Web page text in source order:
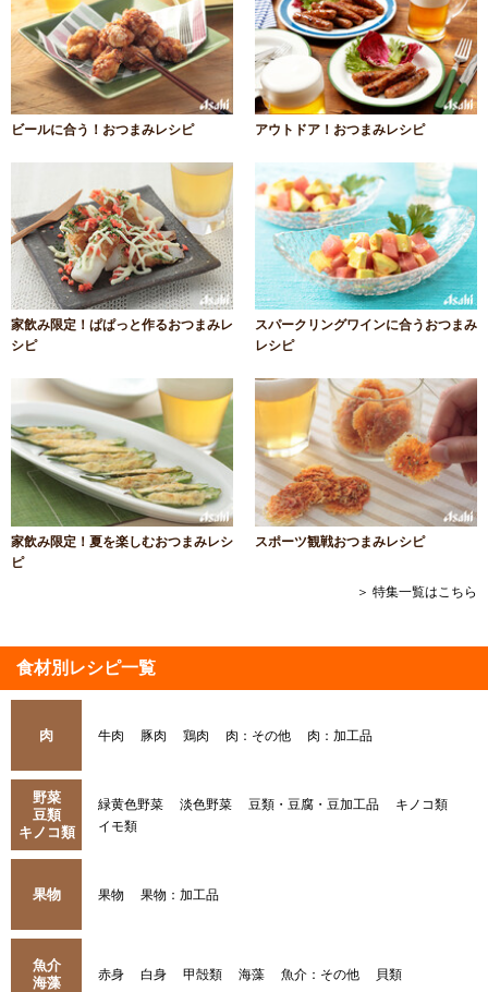
ビールに合う！おつまみレシピ アウトドア！おつまみレシピ
家飲み限定！ぱぱっと作るおつまみレ
シピ
スパークリングワインに合うおつまみ
レシピ
家飲み限定！夏を楽しむおつまみレシ
ピ
スポーツ観戦おつまみレシピ
＞ 特集一覧はこちら
食材別レシピ一覧
肉 牛肉 豚肉 鶏肉 肉：その他 肉：加工品
野菜
豆類
キノコ類
緑黄色野菜 淡色野菜 豆類・豆腐・豆加工品
キノコ類
イモ類
果物 果物 果物：加工品
魚介
海藻
赤身 白身 甲殻類 海藻 魚介：その他 貝類